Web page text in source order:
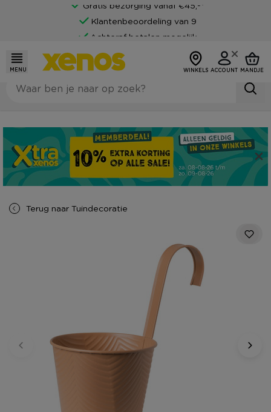
Gratis bezorging vanaf €45,-*
Klantenbeoordeling van 9
Achteraf betalen mogelijk
MENU WINKELS ACCOUNT MANDJE
Terug naar Tuindecoratie